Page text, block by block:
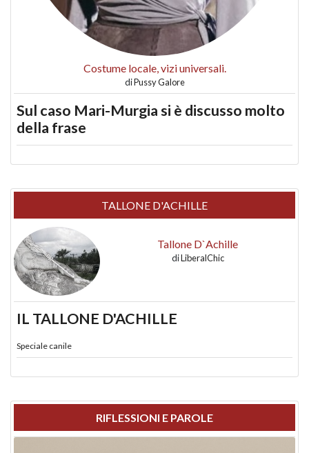
Costume locale, vizi universali.
diPussy Galore
Sul caso Mari-Murgia si è discusso molto
della frase
TALLONE D'ACHILLE
Tallone D`Achille
diLiberalChic
IL TALLONE D'ACHILLE
Speciale canile
RIFLESSIONI E PAROLE